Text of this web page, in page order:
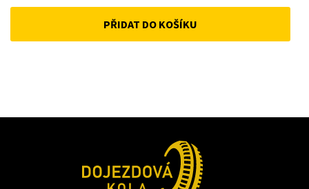
price
was:
price
is:
PŘIDAT DO KOŠÍKU